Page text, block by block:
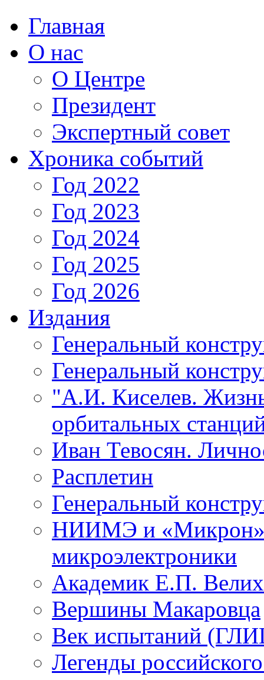
Главная
О нас
О Центре
Президент
Экспертный совет
Хроника событий
Год 2022
Год 2023
Год 2024
Год 2025
Год 2026
Издания
Генеральный
Генеральный
"А.И. Киселев.
орбитальных
Иван Тевосян.
Расплетин
Генеральный
НИИМЭ и «Микрон»
микроэлектроники
Академик Е.П.
Вершины Макаровца
Век испытаний
Легенды